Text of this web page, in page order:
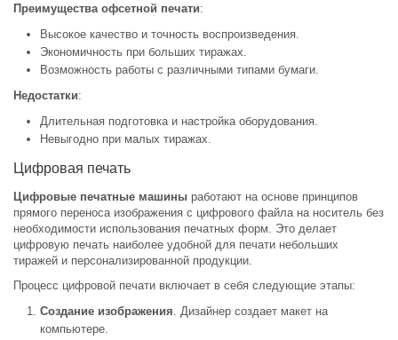
Преимущества офсетной печати:
Высокое качество и точность воспроизведения.
Экономичность при больших тиражах.
Возможность работы с различными типами бумаги.
Недостатки:
Длительная подготовка и настройка оборудования.
Невыгодно при малых тиражах.
Цифровая печать
Цифровые печатные машины работают на основе принципов
прямого переноса изображения с цифрового файла на носитель без
необходимости использования печатных форм. Это делает
цифровую печать наиболее удобной для печати небольших
тиражей и персонализированной продукции.
Процесс цифровой печати включает в себя следующие этапы:
Создание изображения . Дизайнер создает макет на
компьютере.